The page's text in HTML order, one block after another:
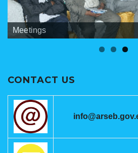
ANRSEB Photo Gallery
Banners
Meetings
CONTACT US